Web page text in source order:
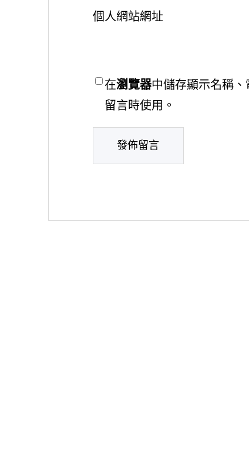
個人網站網址
在瀏覽器中儲存顯示名稱
留言時使用。